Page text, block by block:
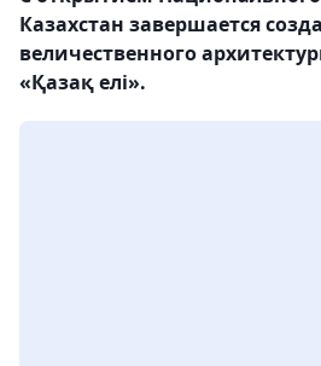
Казахстан завершается
величественного
«Қазақ елi».